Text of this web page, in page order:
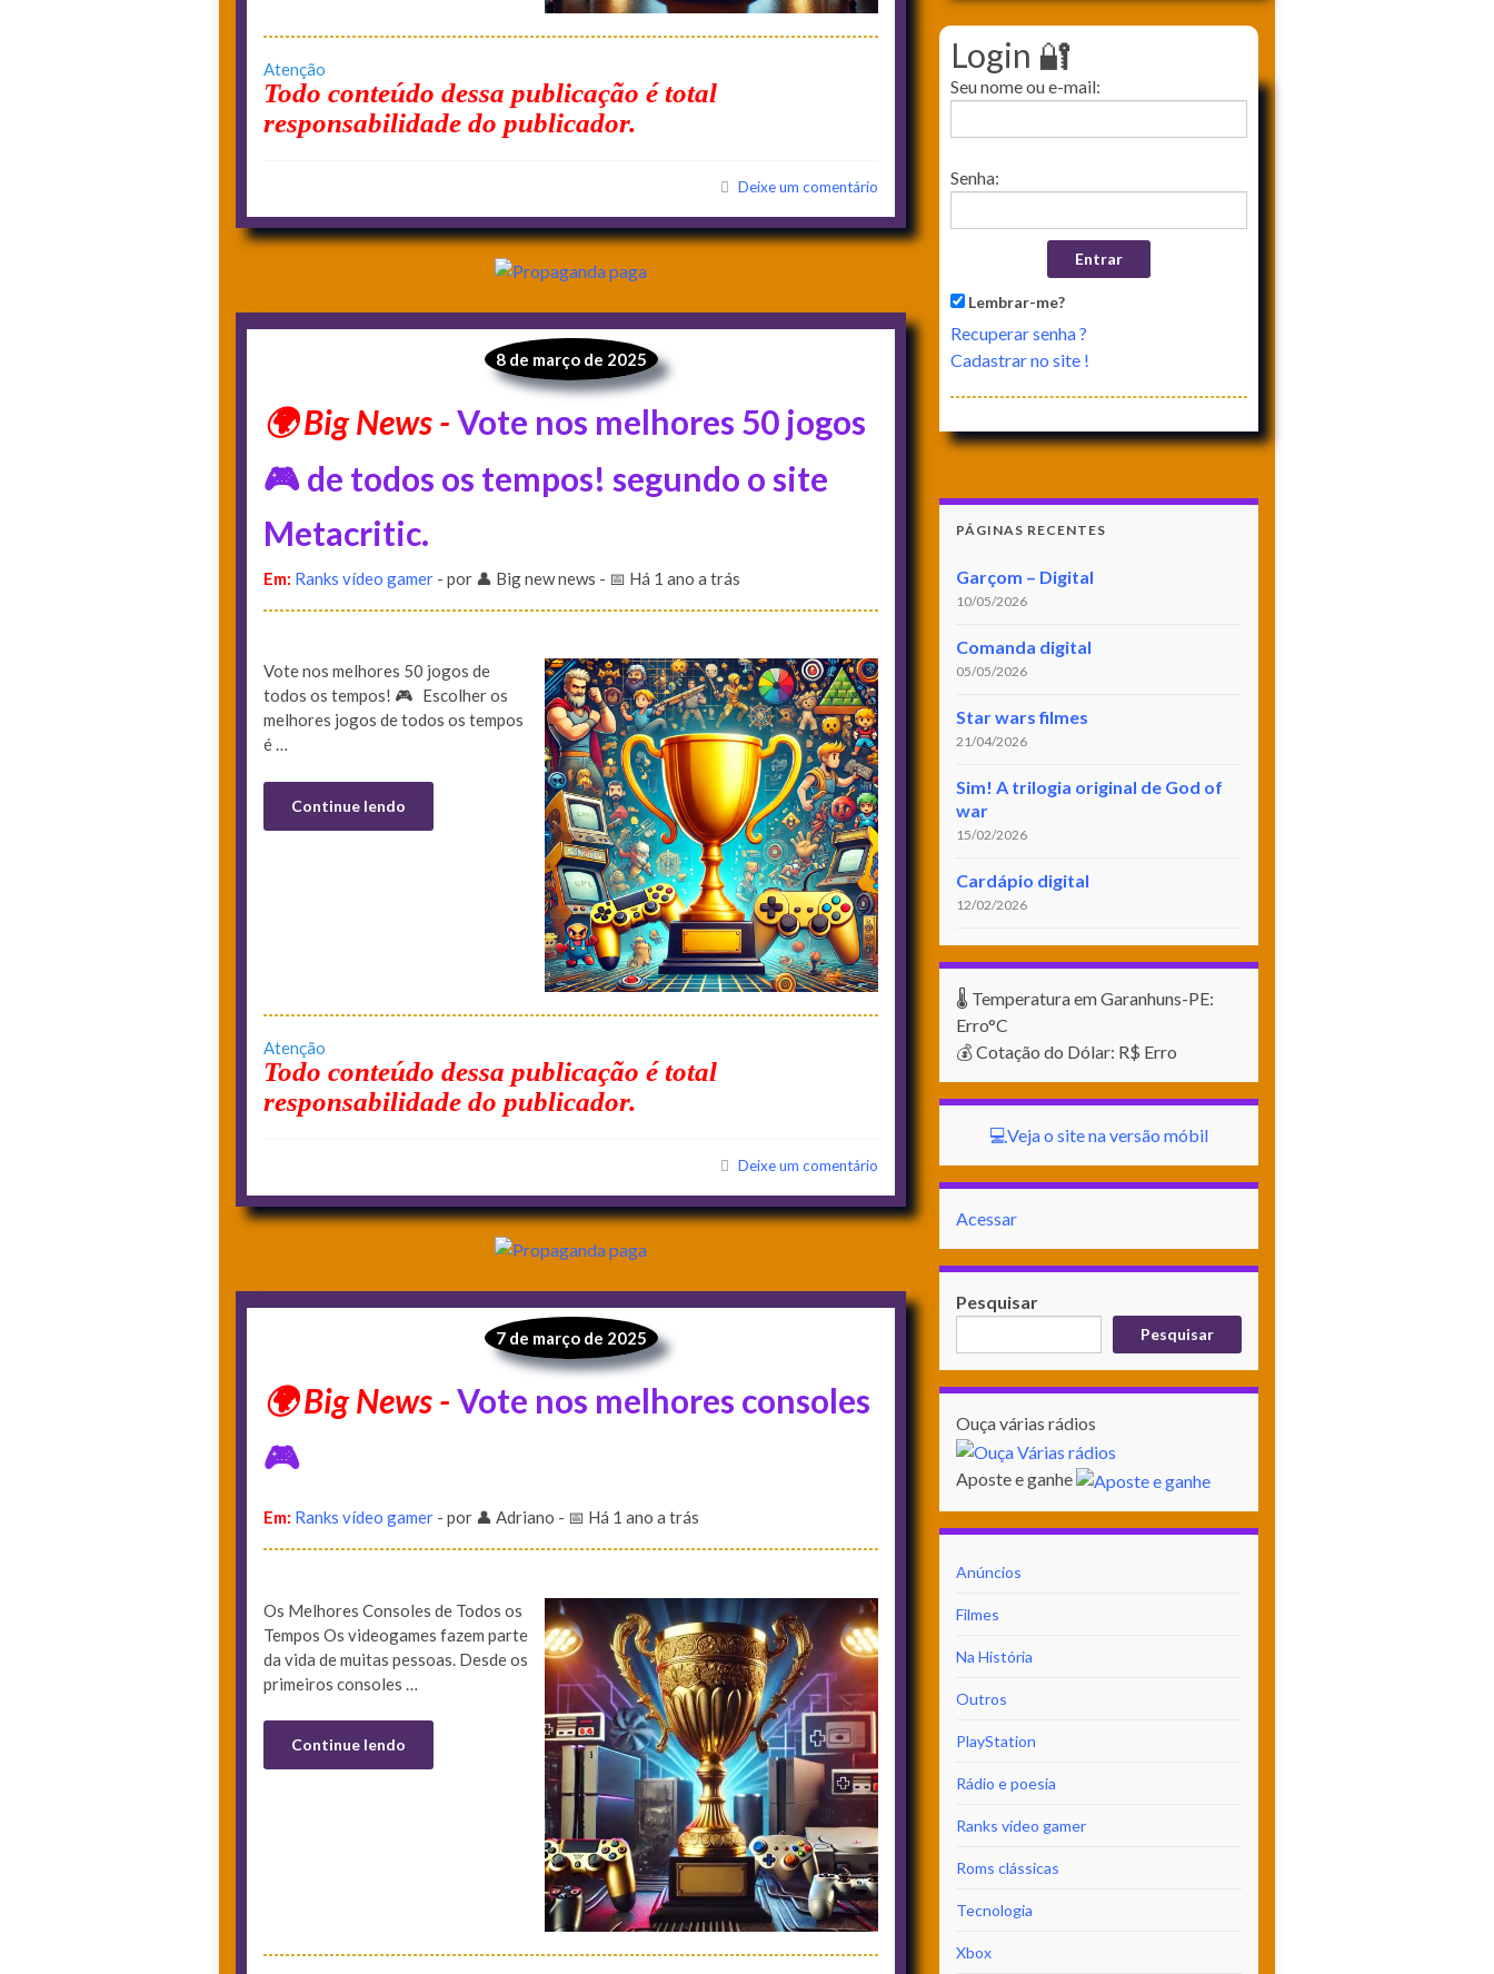
Atenção
Todo conteúdo dessa publicação é total
responsabilidade do publicador.
Deixe um comentário
8 de março de 2025
Vote nos melhores 50 jogos
🎮 de todos os tempos! segundo o site
Metacritic.
Em: Ranks vídeo gamer - por 👤 Big new news - 📅 Há 1 ano a trás
Vote nos melhores 50 jogos de
todos os tempos! 🎮 Escolher os
melhores jogos de todos os tempos
é …
Continue lendo
Atenção
Todo conteúdo dessa publicação é total
responsabilidade do publicador.
Deixe um comentário
7 de março de 2025
Vote nos melhores consoles
🎮
Em: Ranks vídeo gamer - por 👤 Adriano - 📅 Há 1 ano a trás
Os Melhores Consoles de Todos os
Tempos Os videogames fazem parte
da vida de muitas pessoas. Desde os
primeiros consoles …
Continue lendo
Login 🔐
Seu nome ou e-mail:
Senha:
Lembrar-me?
Recuperar senha ?
Cadastrar no site !
PÁGINAS RECENTES
Garçom – Digital
10/05/2026
Comanda digital
05/05/2026
Star wars filmes
21/04/2026
Sim! A trilogia original de God of
war
15/02/2026
Cardápio digital
12/02/2026
🌡️ Temperatura em Garanhuns-PE:
Erro°C
💰 Cotação do Dólar: R$ Erro
💻Veja o site na versão móbil
Acessar
Pesquisar
Pesquisar
Ouça várias rádios
Aposte e ganhe
Anúncios
Filmes
Na História
Outros
PlayStation
Rádio e poesia
Ranks vídeo gamer
Roms clássicas
Tecnologia
Xbox